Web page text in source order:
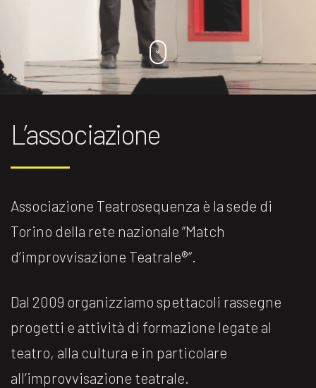
L’associazione
Associazione Teatrosequenza è la sede di
Torino della rete nazionale ”Match
d’improvvisazione Teatrale®️“.
Dal 2009 organizziamo spettacoli rassegne
progetti e attività di formazione legate al
teatro, alla cultura e in particolare
all’improvvisazione teatrale.